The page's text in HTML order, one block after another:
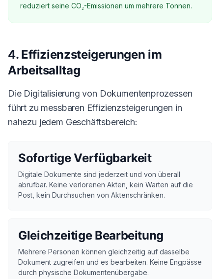
reduziert seine CO₂-Emissionen um mehrere Tonnen.
4. Effizienzsteigerungen im
Arbeitsalltag
Die Digitalisierung von Dokumentenprozessen
führt zu messbaren Effizienzsteigerungen in
nahezu jedem Geschäftsbereich:
Sofortige Verfügbarkeit
Digitale Dokumente sind jederzeit und von überall
abrufbar. Keine verlorenen Akten, kein Warten auf die
Post, kein Durchsuchen von Aktenschränken.
Gleichzeitige Bearbeitung
Mehrere Personen können gleichzeitig auf dasselbe
Dokument zugreifen und es bearbeiten. Keine Engpässe
durch physische Dokumentenübergabe.